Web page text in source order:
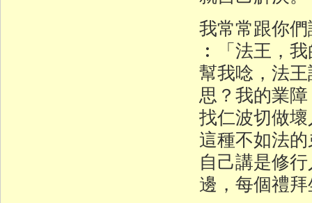
我常常跟你
︰「法王，
幫我唸，法
思？我的業
找仁波切做
這種不如法
自己講是修
邊，每個禮